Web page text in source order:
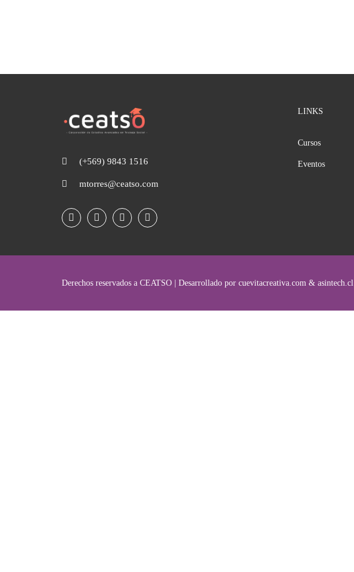
(+569) 9843 1516
mtorres@ceatso.com
LINKS
Cursos
Eventos
Derechos reservados a CEATSO | Desarrollado por cuevitacreativa.com & asintech.cl